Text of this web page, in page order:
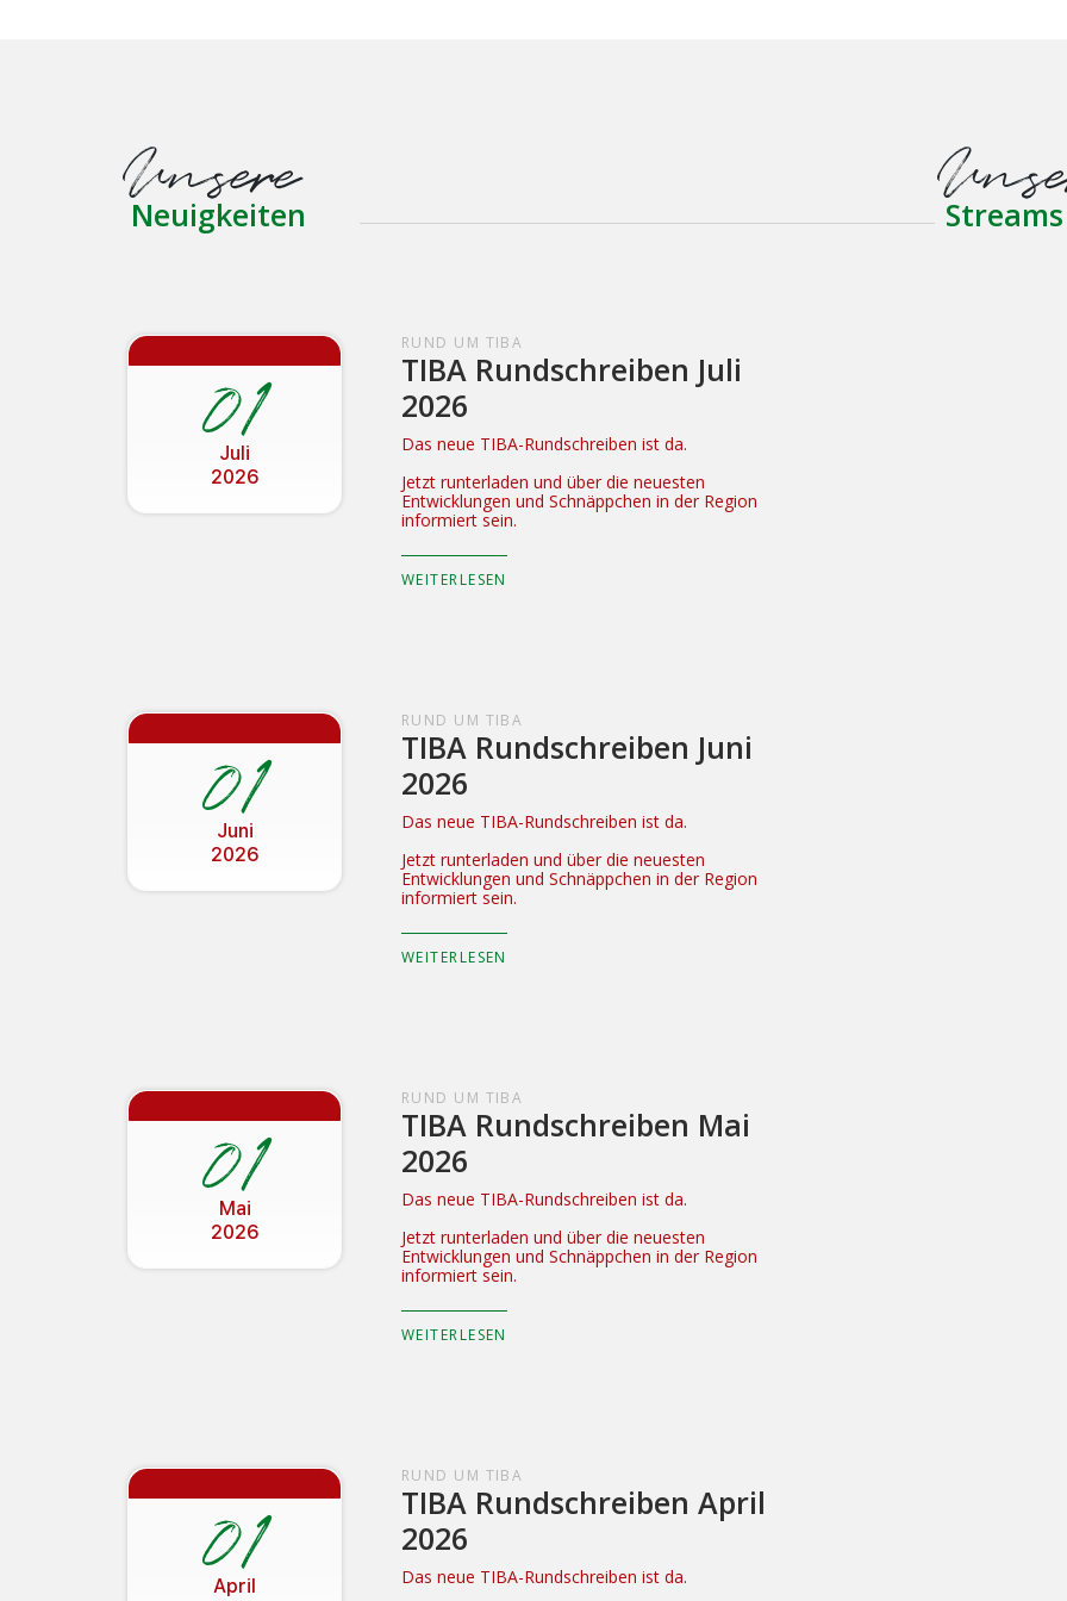
Unsere
Neuigkeiten
01
Juli
2026
RUND UM TIBA
TIBA Rundschreiben Juli
2026
Das neue TIBA-Rundschreiben ist da.
Jetzt runterladen und über die neuesten
Entwicklungen und Schnäppchen in der Region
informiert sein.
WEITERLESEN
01
Juni
2026
RUND UM TIBA
TIBA Rundschreiben Juni
2026
Das neue TIBA-Rundschreiben ist da.
Jetzt runterladen und über die neuesten
Entwicklungen und Schnäppchen in der Region
informiert sein.
WEITERLESEN
01
Mai
2026
RUND UM TIBA
TIBA Rundschreiben Mai
2026
Das neue TIBA-Rundschreiben ist da.
Jetzt runterladen und über die neuesten
Entwicklungen und Schnäppchen in der Region
informiert sein.
WEITERLESEN
01
April
RUND UM TIBA
TIBA Rundschreiben April
2026
Das neue TIBA-Rundschreiben ist da.
Streams